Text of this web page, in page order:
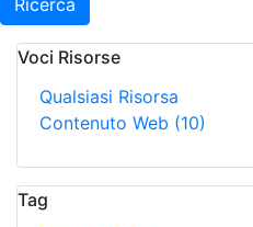
Ricerca
Voci Risorse
Qualsiasi Risorsa
Contenuto Web (10)
Tag